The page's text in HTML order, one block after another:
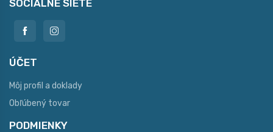
SOCIÁLNE SIETE
ÚČET
Môj profil a doklady
Obľúbený tovar
PODMIENKY